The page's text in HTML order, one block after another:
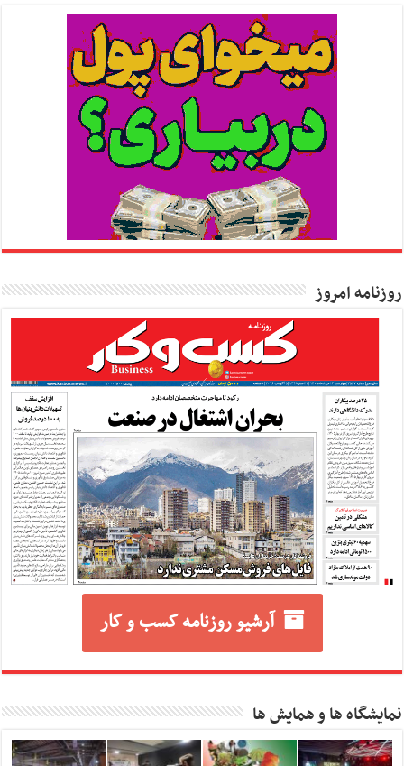
روزنامه امروز
آرشیو روزنامه کسب و کار
نمایشگاه ها و همایش ها